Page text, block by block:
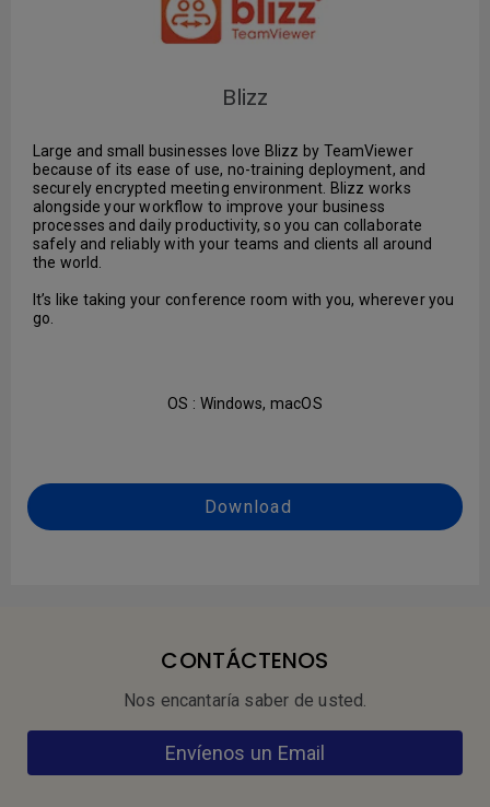
Blizz
Large and small businesses love Blizz by TeamViewer
because of its ease of use, no-training deployment, and
securely encrypted meeting environment. Blizz works
alongside your workflow to improve your business
processes and daily productivity, so you can collaborate
safely and reliably with your teams and clients all around
the world.
It’s like taking your conference room with you, wherever you
go.
OS : Windows, macOS
Download
CONTÁCTENOS
Nos encantaría saber de usted.
Envíenos un Email